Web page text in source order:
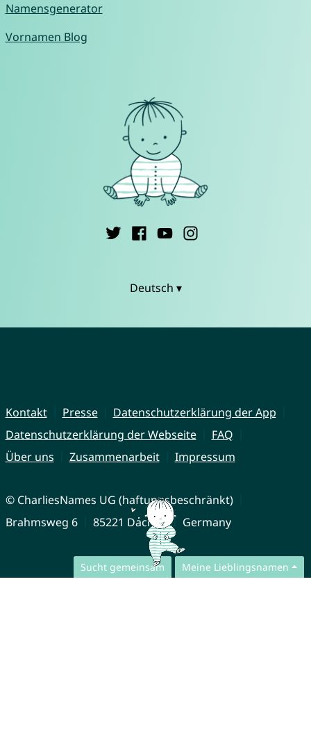
Sucht gemeinsam Meine Lieblingsnamen
Namensgenerator
Vornamen Blog
Deutsch ▾
Kontakt Presse
Datenschutzerklärung der App
Datenschutzerklärung der Webseite
FAQ
Über uns
Zusammenarbeit Impressum
© CharliesNames UG (haftungsbeschränkt)
Brahmsweg 6
85221 Dachau Germany